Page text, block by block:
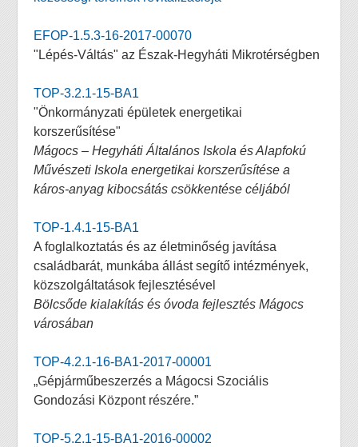
EFOP-1.5.3-16-2017-00070
"Lépés-Váltás" az Észak-Hegyháti Mikrotérségben
TOP-3.2.1-15-BA1
"Önkormányzati épületek energetikai
korszerűsítése"
Mágocs – Hegyháti Általános Iskola és Alapfokú
Művészeti Iskola energetikai korszerűsítése a
káros-anyag kibocsátás csökkentése céljából
TOP-1.4.1-15-BA1
A foglalkoztatás és az életminőség javítása
családbarát, munkába állást segítő intézmények,
közszolgáltatások fejlesztésével
Bölcsőde kialakítás és óvoda fejlesztés Mágocs
városában
TOP-4.2.1-16-BA1-2017-00001
„Gépjárműbeszerzés a Mágocsi Szociális
Gondozási Központ részére.”
TOP-5.2.1-15-BA1-2016-00002